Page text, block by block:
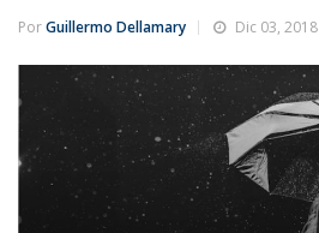
PorGuillermo Dellamary Dic 03, 2018